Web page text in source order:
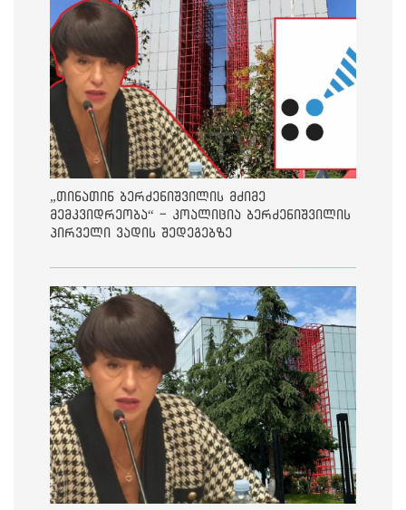
„თინათინ ბერძენიშვილის მძიმე
მემკვიდრეობა“ - კოალიცია ბერძენიშვილის
პირველი ვადის შედეგებზე